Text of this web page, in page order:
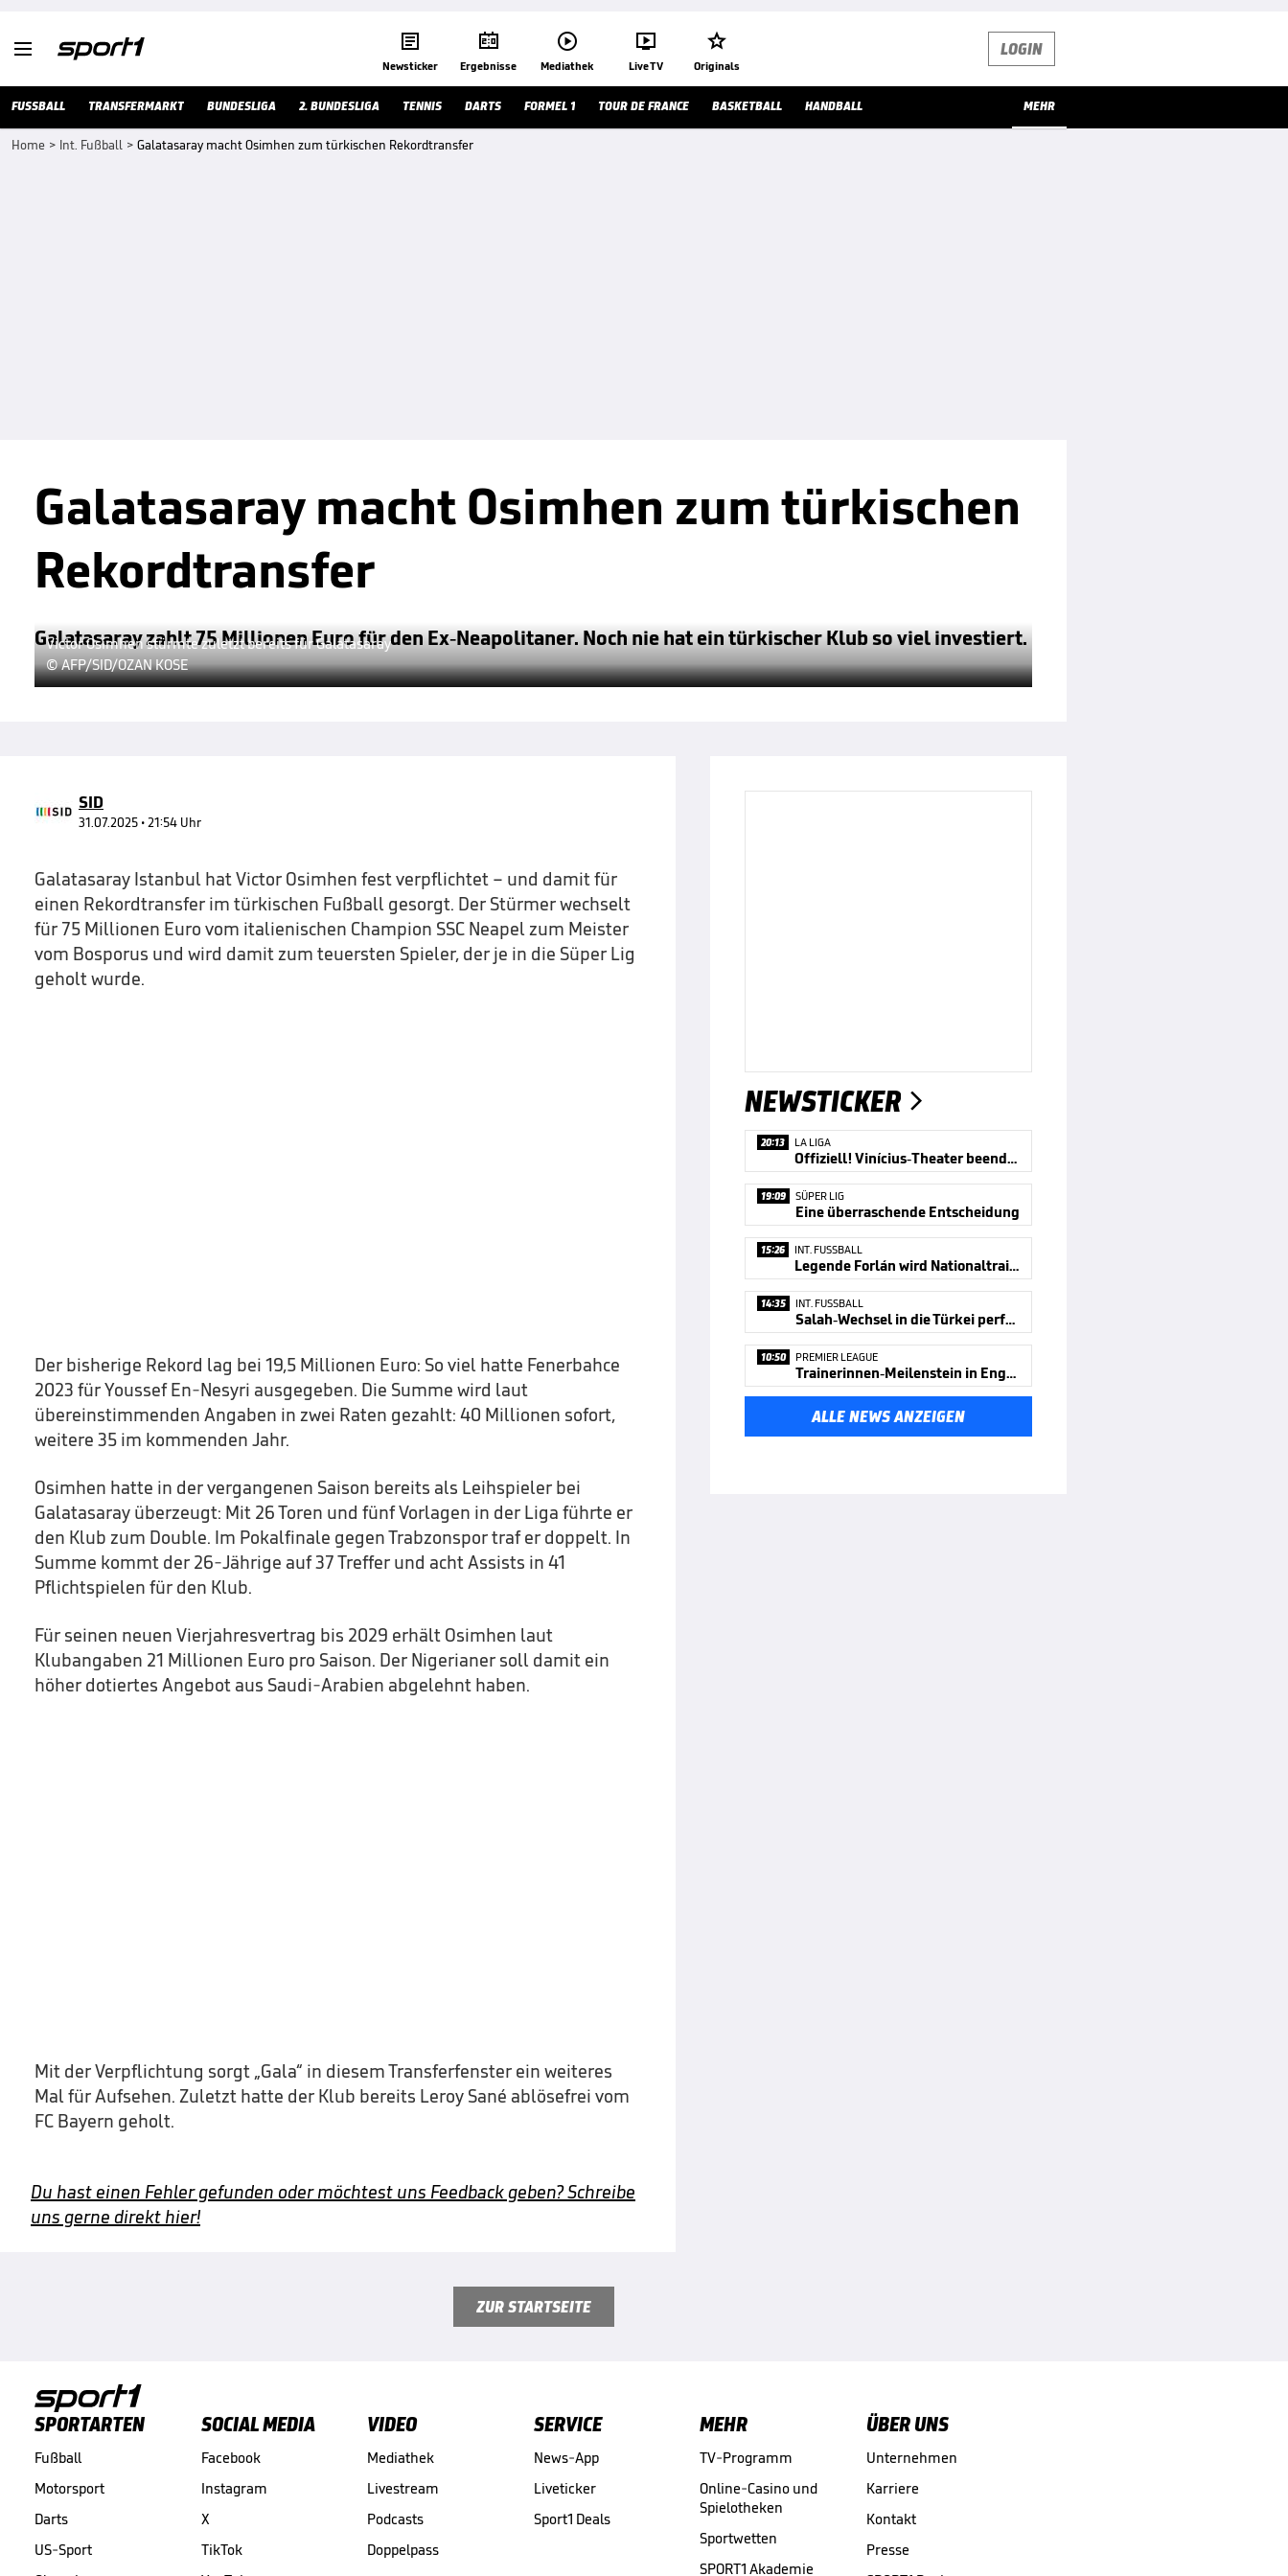
 
Newsticker

Ergebnisse

Mediathek

Live TV

Originals
LOGIN
FUSSBALL TRANSFERMARKT BUNDESLIGA 2. BUNDESLIGA TENNIS DARTS FORMEL 1 TOUR DE FRANCE BASKETBALL HANDBALL MEHR
Home > Int. Fußball > Galatasaray macht Osimhen zum türkischen Rekordtransfer
Galatasaray macht Osimhen zum türkischen
Rekordtransfer
Galatasaray zahlt 75 Millionen Euro für den Ex-Neapolitaner. Noch nie hat ein türkischer Klub so viel investiert.
Victor Osimhen stürmte zuletzt bereits für Galatasaray
© AFP/SID/OZAN KOSE
SID
31.07.2025 • 21:54 Uhr
Galatasaray Istanbul hat Victor Osimhen fest verpflichtet – und damit für
einen Rekordtransfer im türkischen Fußball gesorgt. Der Stürmer wechselt
für 75 Millionen Euro vom italienischen Champion SSC Neapel zum Meister
vom Bosporus und wird damit zum teuersten Spieler, der je in die Süper Lig
geholt wurde.
Der bisherige Rekord lag bei 19,5 Millionen Euro: So viel hatte Fenerbahce
2023 für Youssef En-Nesyri ausgegeben. Die Summe wird laut
übereinstimmenden Angaben in zwei Raten gezahlt: 40 Millionen sofort,
weitere 35 im kommenden Jahr.
Osimhen hatte in der vergangenen Saison bereits als Leihspieler bei
Galatasaray überzeugt: Mit 26 Toren und fünf Vorlagen in der Liga führte er
den Klub zum Double. Im Pokalfinale gegen Trabzonspor traf er doppelt. In
Summe kommt der 26-Jährige auf 37 Treffer und acht Assists in 41
Pflichtspielen für den Klub.
Für seinen neuen Vierjahresvertrag bis 2029 erhält Osimhen laut
Klubangaben 21 Millionen Euro pro Saison. Der Nigerianer soll damit ein
höher dotiertes Angebot aus Saudi-Arabien abgelehnt haben.
Mit der Verpflichtung sorgt „Gala“ in diesem Transferfenster ein weiteres
Mal für Aufsehen. Zuletzt hatte der Klub bereits Leroy Sané ablösefrei vom
FC Bayern geholt.
Du hast einen Fehler gefunden oder möchtest uns Feedback geben? Schreibe
uns gerne direkt hier!
NEWSTICKER 
20:13 LA LIGA
Offiziell! Vinícius-Theater beendet
19:09 SÜPER LIG
Eine überraschende Entscheidung
15:26 INT. FUSSBALL
Legende Forlán wird Nationaltrainer
14:35 INT. FUSSBALL
Salah-Wechsel in die Türkei perfekt!
10:50 PREMIER LEAGUE
Trainerinnen-Meilenstein in England
ALLE NEWS ANZEIGEN
ZUR STARTSEITE
SPORTARTEN
Fußball
Motorsport
Darts
US-Sport
SOCIAL MEDIA
Facebook
Instagram
X
TikTok
VIDEO
Mediathek
Livestream
Podcasts
Doppelpass
SERVICE
News-App
Liveticker
Sport1 Deals
MEHR
TV-Programm
Online-Casino und
Spielotheken
Sportwetten
SPORT1 Akademie
ÜBER UNS
Unternehmen
Karriere
Kontakt
Presse